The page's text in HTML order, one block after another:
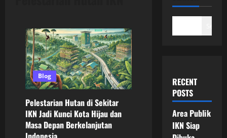
Blog
Pelestarian Hutan di Sekitar
IKN Jadi Kunci Kota Hijau dan
Masa Depan Berkelanjutan
RECENT
POSTS
Area Publik
IKN Siap